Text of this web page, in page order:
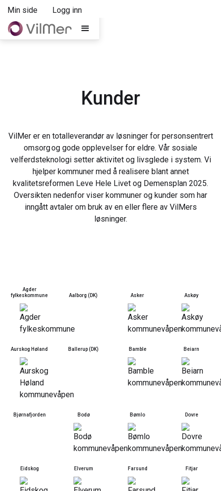
Min side Logg inn
Kunder
VilMer er en totalleverandør av løsninger for personsentrert
omsorg og gode opplevelser for eldre. Vår sosiale
velferdsteknologi setter aktivitet og livsglede i system. Vi
hjelper kommuner med å realisere blant annet
kvalitetsreformen Leve Hele Livet og Demensplan 2025.
Oversikten nedenfor viser kommuner og kunder som har
inngått avtaler om bruk av en eller flere av VilMers
løsninger.
Agder
fylkeskommune
Aalborg (DK) Asker Askøy
Aurskog Høland Ballerup (DK) Bamble Beiarn
Bjørnafjorden Bodø Bømlo Dovre
Eidskog Elverum Farsund Fitjar